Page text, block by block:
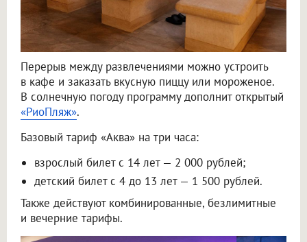
Перерыв между развлечениями можно устроить
в кафе и заказать вкусную пиццу или мороженое.
В солнечную погоду программу дополнит открытый
«РиоПляж».
Базовый тариф «Аква» на три часа:
взрослый билет с 14 лет — 2 000 рублей;
детский билет с 4 до 13 лет — 1 500 рублей.
Также действуют комбинированные, безлимитные
и вечерние тарифы.